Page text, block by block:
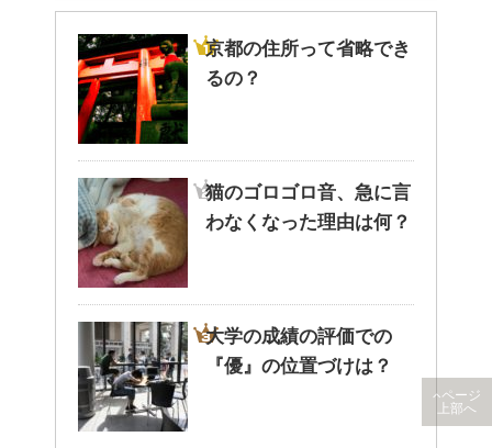
京都の住所って省略でき
るの？
猫のゴロゴロ音、急に言
わなくなった理由は何？
大学の成績の評価での
『優』の位置づけは？
ページ
上部へ